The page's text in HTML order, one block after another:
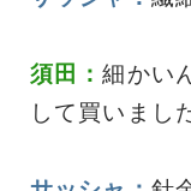
須田：細かい
して買いまし